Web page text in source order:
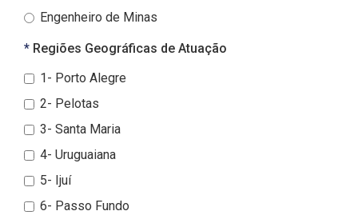
Engenheiro de Minas
Regiões Geográficas de Atuação
1- Porto Alegre
2- Pelotas
3- Santa Maria
4- Uruguaiana
5- Ijuí
6- Passo Fundo